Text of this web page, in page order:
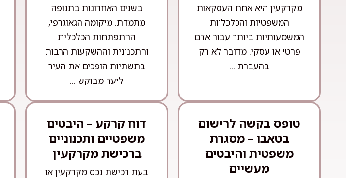
מקרקעין היא אחת העסקאות
המשפטיות והכלכליות
המשמעותיות ביותר עבור אדם
פרטי או עסקי. מדובר לא רק
בהעברת ...
בשנים האחרונות בתנופה
מתמדת. מיקומה הגאוגרפי,
ההתפתחות הכלכלית
והתכנונית וההשקעות הרבות
בתשתיות הופכים את העיר
ליעד מבוקש ...
טופס בקשה לרישום
בטאבו – מסגרת
משפטית והיבטים
מעשיים
דוח קרקע – היבטים
משפטיים ותכנוניים
ברכישת מקרקעין
בעת רכישת נכס מקרקעין או